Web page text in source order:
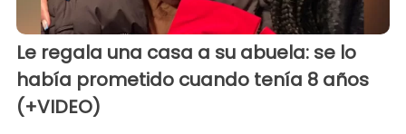
Le regala una casa a su abuela: se lo
había prometido cuando tenía 8 años
(+VIDEO)